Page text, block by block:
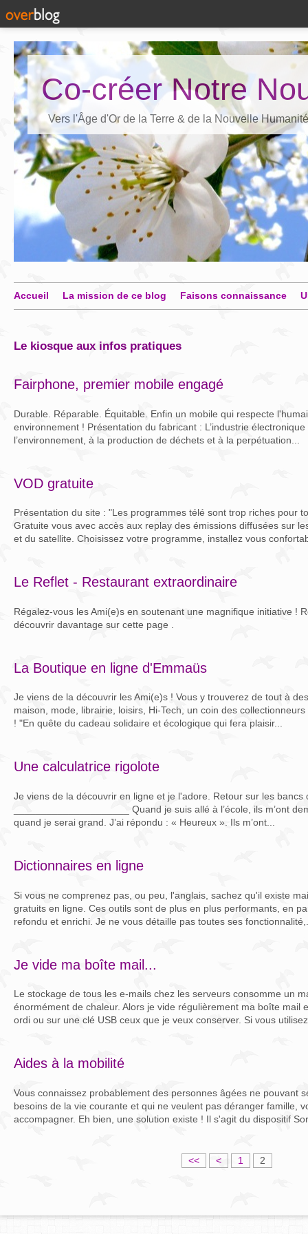
Co-créer Notre
Vers l'Âge d'Or de la Terre & de la Nouvelle Humanité
Accueil La mission de ce blog Faisons connaissance
le kiosque aux infos pratiques
Fairphone, premier mobile engagé
Durable. Réparable. Équitable. Enfin un mobile qui respecte
environnement ! Présentation du fabricant : L’industrie
l’environnement, à la production de déchets et à la perpétuation...
VOD gratuite
Présentation du site : "Les programmes télé sont trop riches pour
Gratuite vous avec accès aux replay des émissions diffusées sur
et du satellite. Choisissez votre programme, installez vous
Le Reflet - Restaurant extraordinaire
Régalez-vous les Ami(e)s en soutenant une magnifique initiative !
découvrir davantage sur cette page .
La Boutique en ligne d'Emmaüs
Je viens de la découvrir les Ami(e)s ! Vous y trouverez de tout à
maison, mode, librairie, loisirs, Hi-Tech, un coin des
! "En quête du cadeau solidaire et écologique qui fera plaisir...
Une calculatrice rigolote
Je viens de la découvrir en ligne et je l'adore. Retour sur les bancs
_____________________ Quand je suis allé à l’école, ils m’ont
quand je serai grand. J’ai répondu : « Heureux ». Ils m’ont...
Dictionnaires en ligne
Si vous ne comprenez pas, ou peu, l'anglais, sachez qu'il existe
gratuits en ligne. Ces outils sont de plus en plus performants, en
refondu et enrichi. Je ne vous détaille pas toutes ses
Je vide ma boîte mail...
Le stockage de tous les e-mails chez les serveurs consomme un
énormément de chaleur. Alors je vide régulièrement ma boîte mail
ordi ou sur une clé USB ceux que je veux conserver. Si vous
Aides à la mobilité
Vous connaissez probablement des personnes âgées ne pouvant
besoins de la vie courante et qui ne veulent pas déranger famille,
accompagner. Eh bien, une solution existe ! Il s'agit du dispositif
<< < 1 2